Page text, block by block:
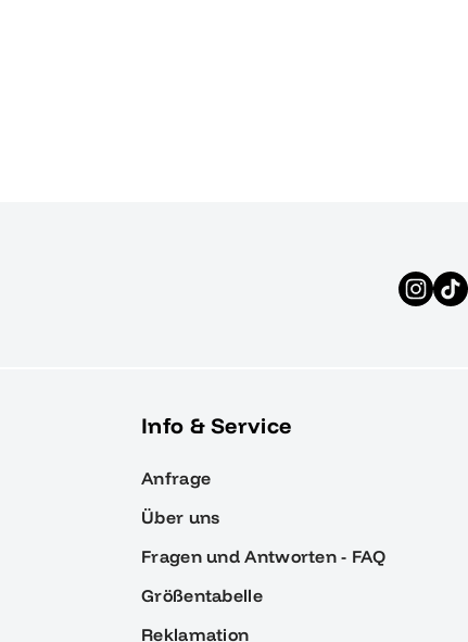
Info & Service
Anfrage
Über uns
Fragen und Antworten - FAQ
Größentabelle
Reklamation